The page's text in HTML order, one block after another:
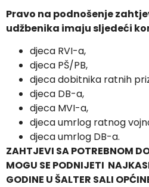
Pravo na podnošenje
udžbenika imaju sljedeći
djeca RVI-a,
djeca PŠ/PB,
djeca dobitnika ratnih
djeca DB-a,
djeca MVI-a,
djeca umrlog ratnog
djeca umrlog DB-a.
ZAHTJEVI SA POTREBNOM
MOGU SE PODNIJETI
GODINE U ŠALTER SALI